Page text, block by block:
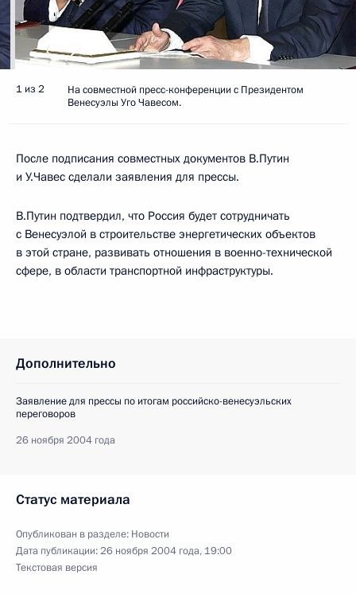
1 из 2
На совместной пресс-конференции с Президентом
Венесуэлы Уго Чавесом.
После подписания совместных документов В.Путин
и У.Чавес сделали заявления для прессы.
В.Путин подтвердил, что Россия будет сотрудничать
с Венесуэлой в строительстве энергетических объектов
в этой стране, развивать отношения в военно-технической
сфере, в области транспортной инфраструктуры.
Дополнительно
Заявление для прессы по итогам российско-венесуэльских
переговоров
26 ноября 2004 года
Статус материала
Опубликован в разделе: Новости
Дата публикации:26 ноября 2004 года, 19:00
Текстовая версия